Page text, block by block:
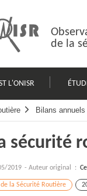
de la
L'ONISR
Bilans
sécurité
2019 - Auteur original :
la Sécurité Routière